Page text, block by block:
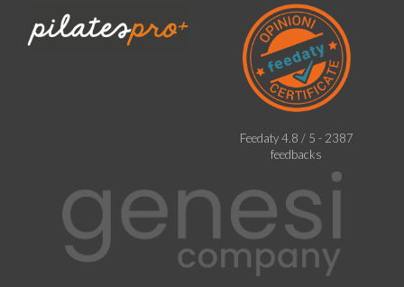
Feedaty4.8 / 5 - 2387
feedbacks